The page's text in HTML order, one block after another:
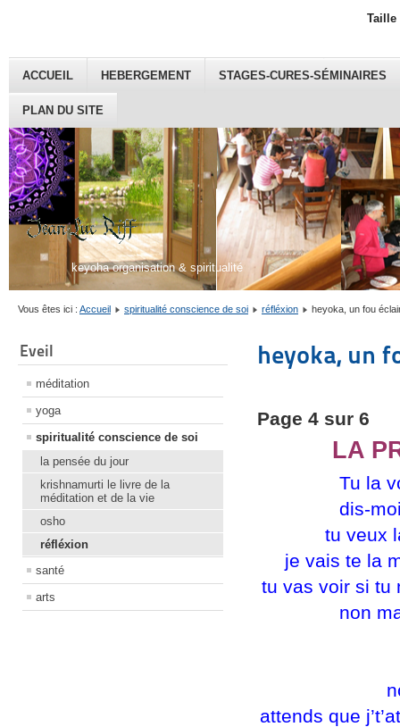
keyoha organisation & spiritualité
ACCUEIL HEBERGEMENT STAGES-CURES-SÉMINAIRES
PLAN DU SITE
Taille
Vous êtes ici : Accueil spiritualité conscience de soi réfléxion heyoka, un fou
Eveil
méditation
yoga
spiritualité conscience de soi
la pensée du jour
krishnamurti le livre de la
méditation et de la vie
osho
réfléxion
santé
arts
heyoka, un
Page 4 sur 6
LA
Tu la
dis-
tu veux
je vais te la
tu vas voir si tu
non
attends que